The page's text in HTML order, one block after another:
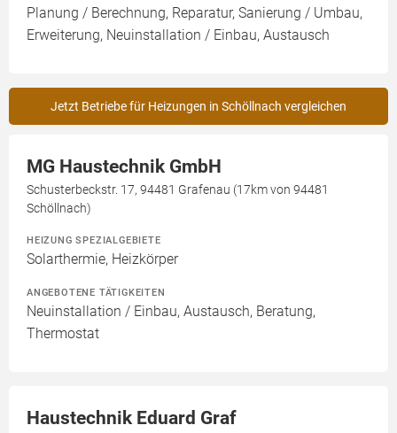
Planung / Berechnung, Reparatur, Sanierung / Umbau,
Erweiterung, Neuinstallation / Einbau, Austausch
Jetzt Betriebe für Heizungen in Schöllnach vergleichen
MG Haustechnik GmbH
Schusterbeckstr. 17, 94481 Grafenau (17km von 94481
Schöllnach)
HEIZUNG SPEZIALGEBIETE
Solarthermie, Heizkörper
ANGEBOTENE TÄTIGKEITEN
Neuinstallation / Einbau, Austausch, Beratung,
Thermostat
Haustechnik Eduard Graf